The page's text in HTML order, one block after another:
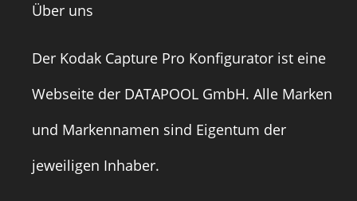
Über uns
Der Kodak Capture Pro Konfigurator ist eine
Webseite der DATAPOOL GmbH. Alle Marken
und Markennamen sind Eigentum der
jeweiligen Inhaber.